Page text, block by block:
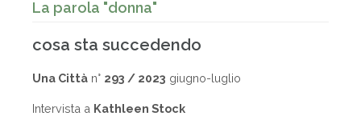
La parola "donna"
cosa sta succedendo
Una Città n° 293 / 2023 giugno-luglio
Intervista a Kathleen Stock